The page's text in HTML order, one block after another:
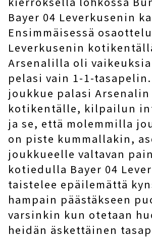
Bayer 04 Leverkusenin
Ensimmäisessä
Leverkusenin
Arsenalilla oli vaikeuksia
pelasi vain 1-1-tasapelin.
joukkue palasi Arsenalin
kotikentälle, kilpailun
ja se, että molemmilla
on piste kummallakin,
joukkueelle valtavan
kotiedulla Bayer 04
taistelee epäilemättä
hampain päästäkseen
varsinkin kun otetaan
heidän äskettäinen